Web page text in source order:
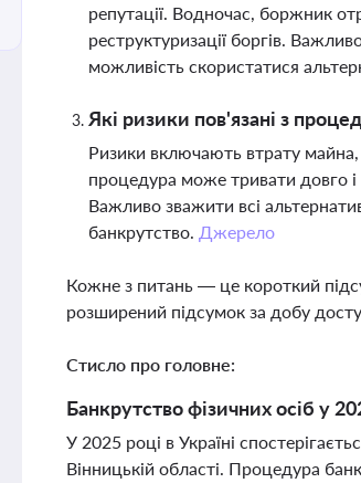
репутації. Водночас, боржник
реструктуризації боргів.
можливість скористатися
Які ризики пов'язані з
Ризики включають втрату
процедура може тривати довго і
Важливо зважити всі
банкрутство. Джерело
Кожне з питань — це короткий
розширений підсумок за добу
Стисло про головне:
Банкрутство фізичних осіб у
У 2025 році в Україні
Вінницькій області. Процедура